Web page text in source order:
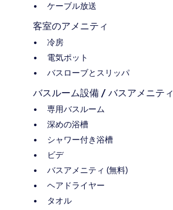
ケーブル放送
客室のアメニティ
冷房
電気ポット
バスローブとスリッパ
バスルーム設備 / バスアメニティ
専用バスルーム
深めの浴槽
シャワー付き浴槽
ビデ
バスアメニティ (無料)
ヘアドライヤー
タオル